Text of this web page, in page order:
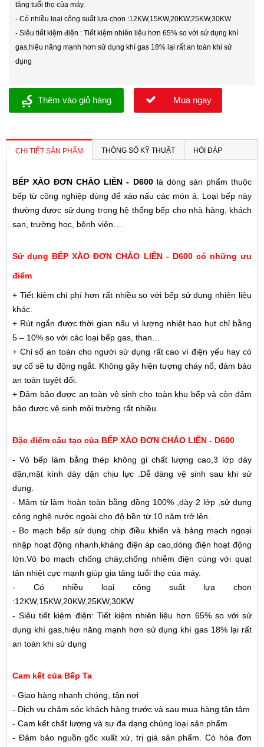
tăng tuổi thọ của máy.
- Có nhiều loại công suất lựa chọn :12KW,15KW,20KW,25KW,30KW
- Siêu tiết kiệm điện : Tiết kiệm nhiên liệu hơn 65% so với sử dụng khí
gas,hiệu năng mạnh hơn sử dụng khí gas 18% lại rất an toàn khi sử
dụng
Thêm vào giỏ hàng Mua ngay
CHI TIẾT SẢN PHẨM THÔNG SỐ KỸ THUẬT HỎI ĐÁP
BẾP XÀO ĐƠN CHẢO LIỀN - D600 là dòng sản phẩm thuộc
bếp từ công nghiệp dùng để xào nấu các món á. Loại bếp này
thường được sử dụng trong hệ thống bếp cho nhà hàng, khách
sạn, trường học, bệnh viện….
Sử dụng BẾP XÀO ĐƠN CHẢO LIỀN - D600 có những ưu
điểm
+ Tiết kiệm chi phí hơn rất nhiều so với bếp sử dụng nhiên liệu
khác.
+ Rút ngắn được thời gian nấu vì lượng nhiệt hao hụt chỉ bằng
5 – 10% so với các loại bếp gas, than…
+ Chỉ số an toàn cho người sử dụng rất cao vì điện yếu hay có
sự cố sẽ tự động ngắt. Không gây hiện tượng cháy nổ, đảm bảo
an toàn tuyệt đối.
+Đảm bảo được an toàn vệ sinh cho toàn khu bếp và còn đảm
bảo được vệ sinh môi trường rất nhiều.
Đặc điểm cấu tạo của BẾP XÀO ĐƠN CHẢO LIỀN - D600
- Vỏ bếp làm bằng thép không gỉ chất lượng cao,3 lớp dày
dặn,mặt kính dày dặn chịu lực .Dễ dàng vệ sinh sau khi sử
dụng.
- Mâm từ làm hoàn toàn bằng đồng 100% ,dày 2 lớp ,sử dụng
công nghệ nước ngoài cho độ bền từ 10 năm trở lên.
- Bo mạch bếp sử dụng chip điều khiển và bảng mạch ngoại
nhập hoạt động nhanh,kháng điện áp cao,dòng điện hoạt động
lớn.Vỏ bo mạch chống cháy,chống nhiễm điện cùng với quạt
tản nhiệt cực mạnh giúp gia tăng tuổi thọ của máy.
- Có nhiều loại công suất lựa chọn
:12KW,15KW,20KW,25KW,30KW
- Siêu tiết kiệm điện: Tiết kiệm nhiên liệu hơn 65% so với sử
dụng khí gas,hiệu năng mạnh hơn sử dụng khí gas 18% lại rất
an toàn khi sử dụng
Cam kết của Bếp Ta
- Giao hàng nhanh chóng, tận nơi
- Dịch vụ chăm sóc khách hàng trước và sau mua hàng tận tâm
- Cam kết chất lượng và sự đa dạng chủng loại sản phẩm
- Đảm bảo nguồn gốc xuất xứ, trị giá sản phẩm. Có hóa đơn